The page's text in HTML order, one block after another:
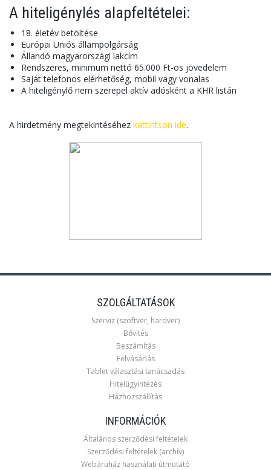
A hiteligénylés alapfeltételei:
18. életév betöltése
Európai Uniós állampolgárság
Állandó magyarországi lakcím
Rendszeres, minimum nettó 65.000 Ft-os jövedelem
Saját telefonos elérhetőség, mobil vagy vonalas
A hiteligénylő nem szerepel aktív adósként a KHR listán
A hirdetmény megtekintéséhez kattintson ide.
SZOLGÁLTATÁSOK
Szerviz (szoftver, hardver)
Bővítés
Beszámítás
Felvásárlás
Tablet választási tanácsadás
Hitelügyintézés
Házhozszállítás
INFORMÁCIÓK
Általános szerződési feltételek
Szerződési feltételek (archív)
Webáruház használati útmutató